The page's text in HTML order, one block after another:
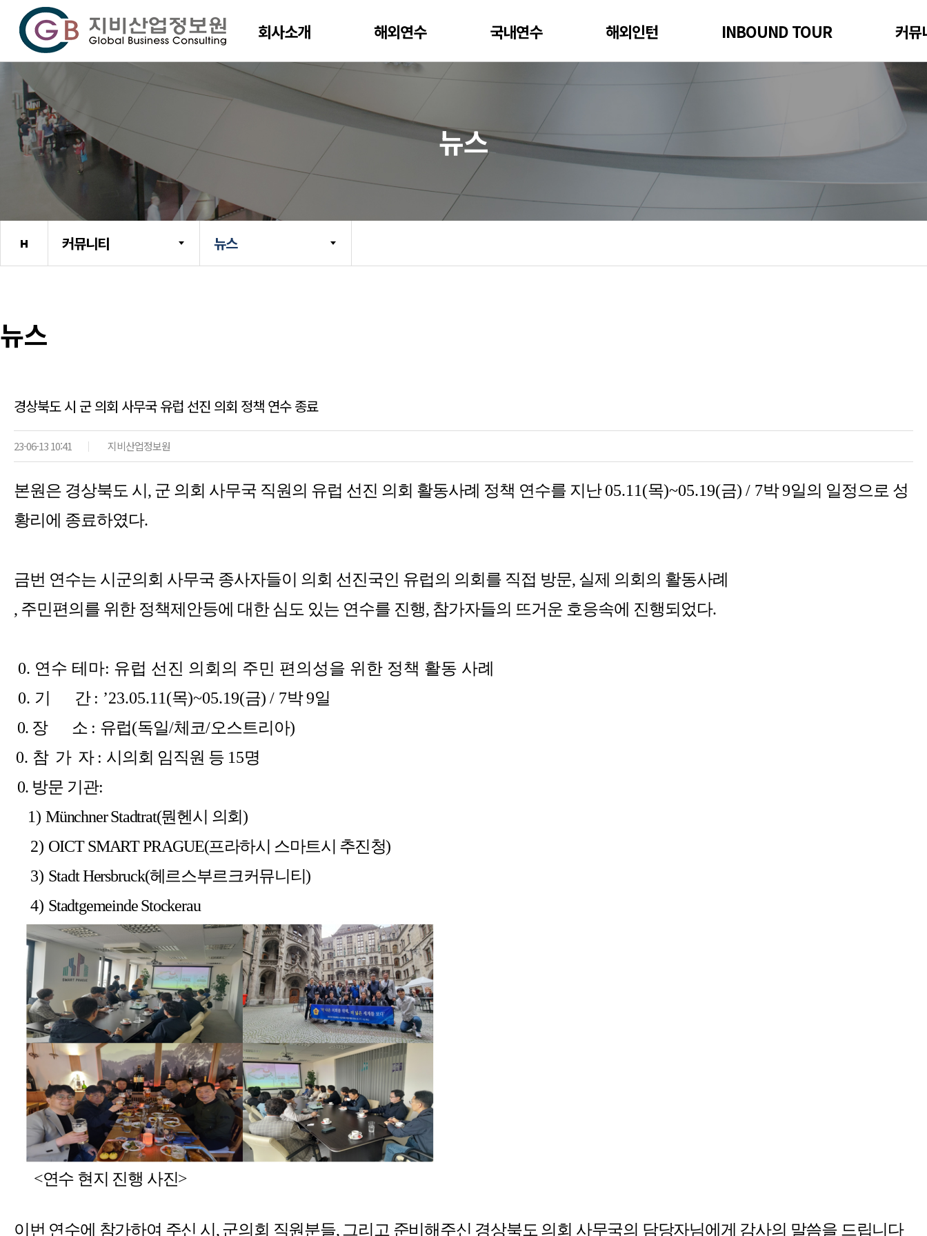
회사소개 해외연수 국내연수 해외인턴 INBOUND TOUR 커뮤
뉴스
커뮤니티 뉴스
뉴스
경상북도 시 군 의회 사무국 유럽 선진 의회 정책 연수 종료
23-06-13 10:41 지비산업정보원
본원은 경상북도 시, 군 의회 사무국 직원의 유럽 선진 의회 활동사례 정책 연수를 지난05.11(목)~05.19(금) / 7박9일의 일정으로 성
황리에 종료하였다.
금번 연수는 시군의회 사무국 종사자들이 의회 선진국인 유럽의 의회를 직접 방문, 실제 의회의 활동사례
, 주민편의를 위한 정책제안등에 대한 심도 있는 연수를 진행, 참가자들의 뜨거운 호응속에 진행되었다.
0. 연수 테마: 유럽 선진 의회의 주민 편의성을 위한 정책 활동 사례
0. 기 간 : ’23.05.11(목)~05.19(금) / 7박9일
0. 장 소 : 유럽(독일/체코/오스트리아)
0. 참 가 자 : 시의회 임직원 등 15명
0. 방문 기관:
1) Münchner Stadtrat(뭔헨시 의회)
2) OICT SMART PRAGUE(프라하시 스마트시 추진청)
3) Stadt Hersbruck(헤르스부르크커뮤니티)
4) Stadtgemeinde Stockerau
<연수 현지 진행 사진>
이번 연수에 참가하여 주신 시, 군의회 직원분들, 그리고 준비해주신 경상북도 의회 사무국의 담당자님에게 감사의 말씀을 드립니다